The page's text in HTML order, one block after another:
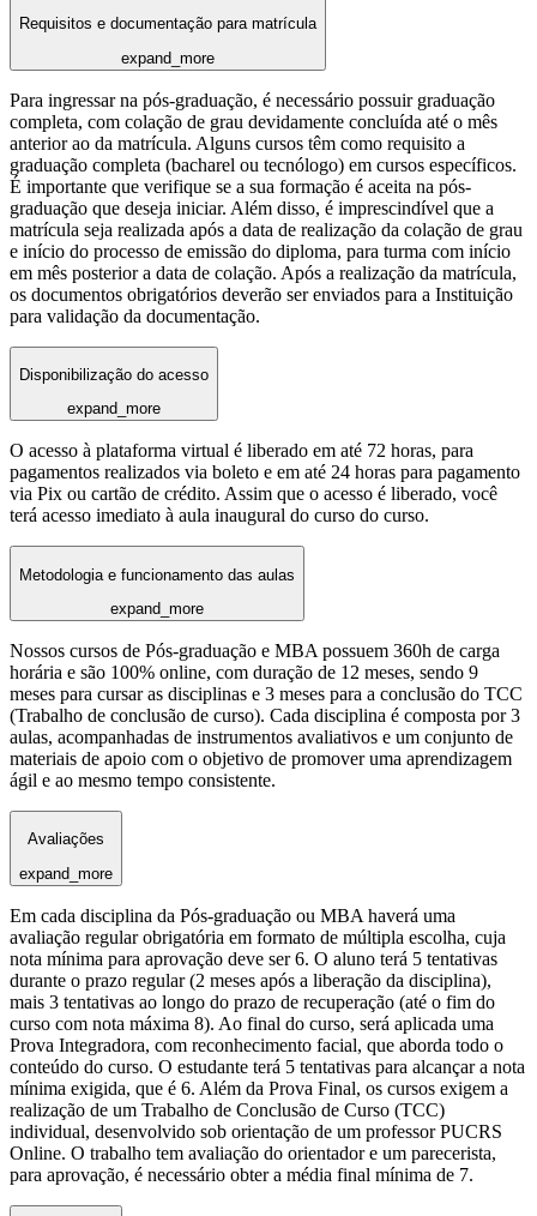
Requisitos e documentação para matrícula
expand_more
Para ingressar na pós-graduação, é necessário possuir graduação
completa, com colação de grau devidamente concluída até o mês
anterior ao da matrícula. Alguns cursos têm como requisito a
graduação completa (bacharel ou tecnólogo) em cursos específicos.
É importante que verifique se a sua formação é aceita na pós-
graduação que deseja iniciar. Além disso, é imprescindível que a
matrícula seja realizada após a data de realização da colação de grau
e início do processo de emissão do diploma, para turma com início
em mês posterior a data de colação. Após a realização da matrícula,
os documentos obrigatórios deverão ser enviados para a Instituição
para validação da documentação.
Disponibilização do acesso
expand_more
O acesso à plataforma virtual é liberado em até 72 horas, para
pagamentos realizados via boleto e em até 24 horas para pagamento
via Pix ou cartão de crédito. Assim que o acesso é liberado, você
terá acesso imediato à aula inaugural do curso do curso.
Metodologia e funcionamento das aulas
expand_more
Nossos cursos de Pós-graduação e MBA possuem 360h de carga
horária e são 100% online, com duração de 12 meses, sendo 9
meses para cursar as disciplinas e 3 meses para a conclusão do TCC
(Trabalho de conclusão de curso). Cada disciplina é composta por 3
aulas, acompanhadas de instrumentos avaliativos e um conjunto de
materiais de apoio com o objetivo de promover uma aprendizagem
ágil e ao mesmo tempo consistente.
Avaliações
expand_more
Em cada disciplina da Pós-graduação ou MBA haverá uma
avaliação regular obrigatória em formato de múltipla escolha, cuja
nota mínima para aprovação deve ser 6. O aluno terá 5 tentativas
durante o prazo regular (2 meses após a liberação da disciplina),
mais 3 tentativas ao longo do prazo de recuperação (até o fim do
curso com nota máxima 8). Ao final do curso, será aplicada uma
Prova Integradora, com reconhecimento facial, que aborda todo o
conteúdo do curso. O estudante terá 5 tentativas para alcançar a nota
mínima exigida, que é 6. Além da Prova Final, os cursos exigem a
realização de um Trabalho de Conclusão de Curso (TCC)
individual, desenvolvido sob orientação de um professor PUCRS
Online. O trabalho tem avaliação do orientador e um parecerista,
para aprovação, é necessário obter a média final mínima de 7.